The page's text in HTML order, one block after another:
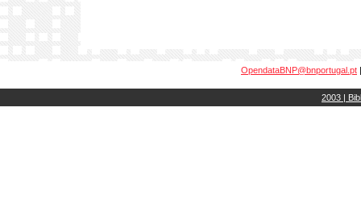
OpendataBNP@bnportugal.pt
2003 |